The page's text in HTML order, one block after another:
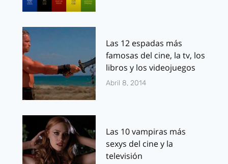
Las 12 espadas más
famosas del cine, la tv, los
libros y los videojuegos
Abril 8, 2014
Las 10 vampiras más
sexys del cine y la
televisión